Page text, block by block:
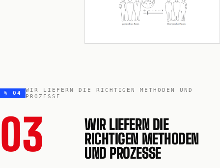
§ 04
WIR LIEFERN DIE RICHTIGEN METHODEN UND
PROZESSE
03
WIR LIEFERN DIE
RICHTIGEN METHODEN
UND PROZESSE